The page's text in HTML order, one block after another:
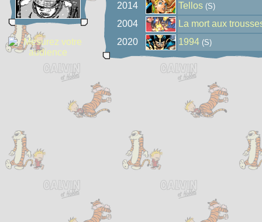
2014 Tellos (S)
2004
La mort aux
2020
1994 (S)